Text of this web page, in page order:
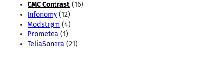
CMC Contrast (16)
Infonomy (12)
Modstrøm (4)
Prometea (1)
TeliaSonera (21)